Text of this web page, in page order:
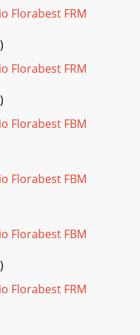
Florabest FRM
Florabest FRM
Florabest FBM
Florabest FBM
Florabest FBM
Florabest FRM